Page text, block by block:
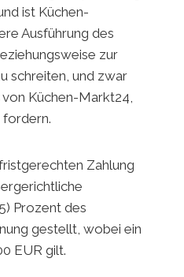
ist Küchen-
Ausführung des
zur
schreiten, und zwar
Küchen-Markt24,
fordern.
Zahlung
Prozent des
gestellt, wobei ein
EUR gilt.